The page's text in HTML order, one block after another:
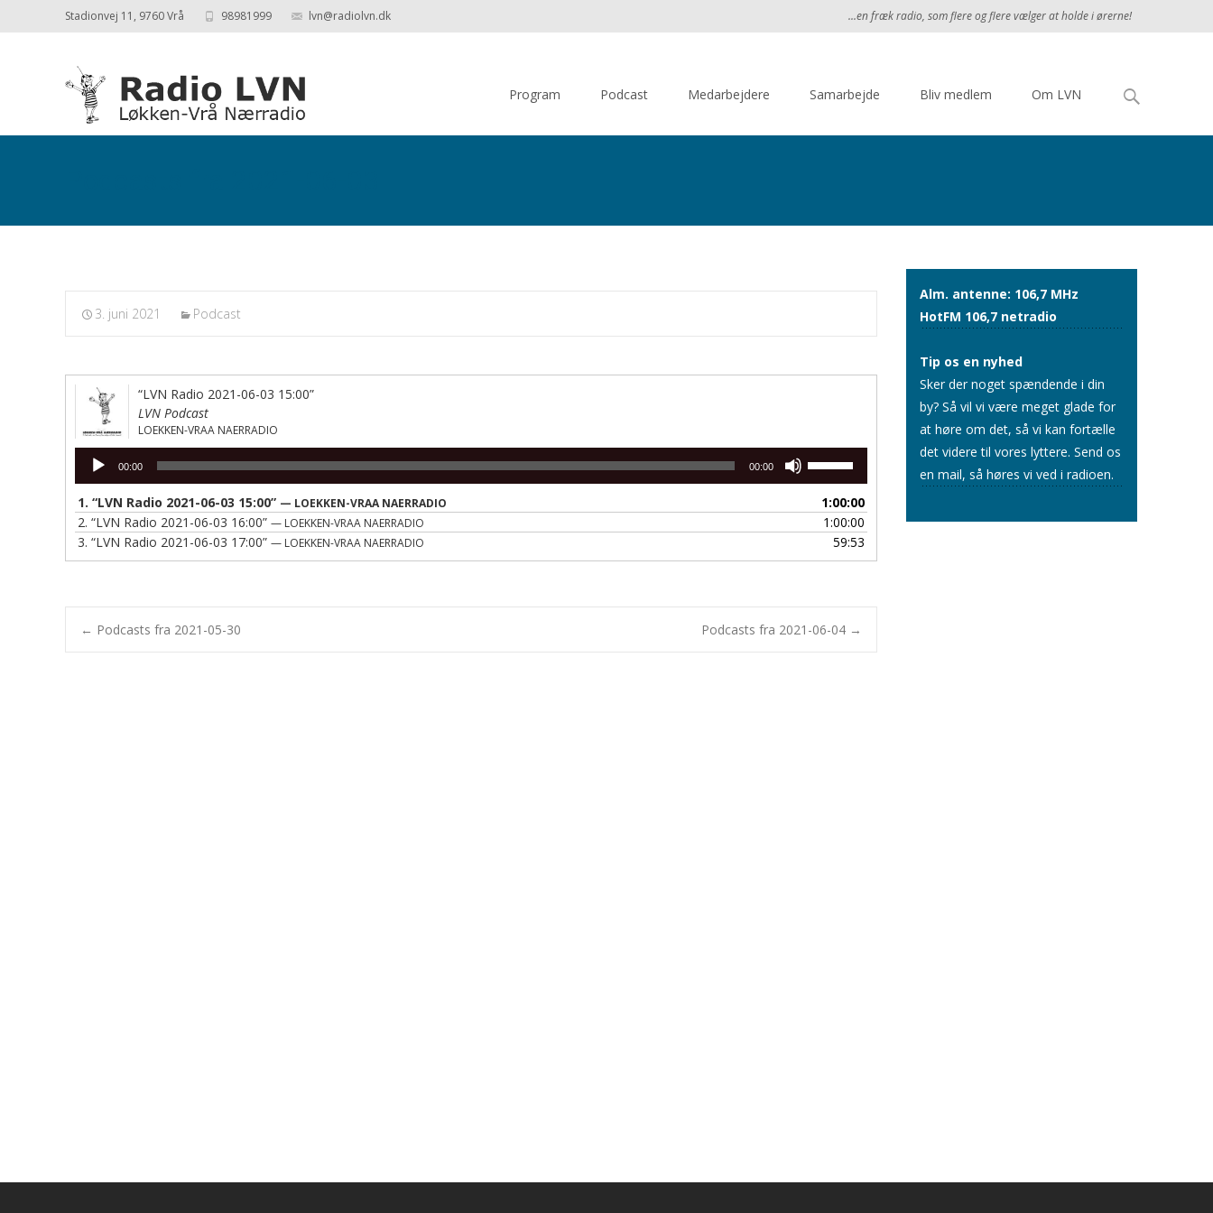
Stadionvej 11, 9760 Vrå 98981999 lvn@radiolvn.dk ...en fræk radio, som flere og flere vælger at holde i ørerne!
Program Podcast Medarbejdere Samarbejde Bliv medlem Om LVN
Søg
efter:
3. juni 2021 Podcast
“LVN Radio 2021-06-03 15:00”
LVN Podcast
LOEKKEN-VRAA NAERRADIO
Lydafspiller
00:00 00:00
for
at
skrue
ned
for
1. “LVN Radio 2021-06-03 15:00” — LOEKKEN-VRAA NAERRADIO
1:00:00
2. “LVN Radio 2021-06-03 16:00” — LOEKKEN-VRAA NAERRADIO
1:00:00
3. “LVN Radio 2021-06-03 17:00” — LOEKKEN-VRAA NAERRADIO 59:53
Post
← Podcasts fra 2021-05-30 Podcasts fra 2021-06-04 →
Alm. antenne: 106,7 MHz
HotFM 106,7 netradio
Tip os en nyhed
Sker der noget spændende i din
by? Så vil vi være meget glade for
at høre om det, så vi kan fortælle
det videre til vores lyttere. Send os
en mail, så høres vi ved i radioen.